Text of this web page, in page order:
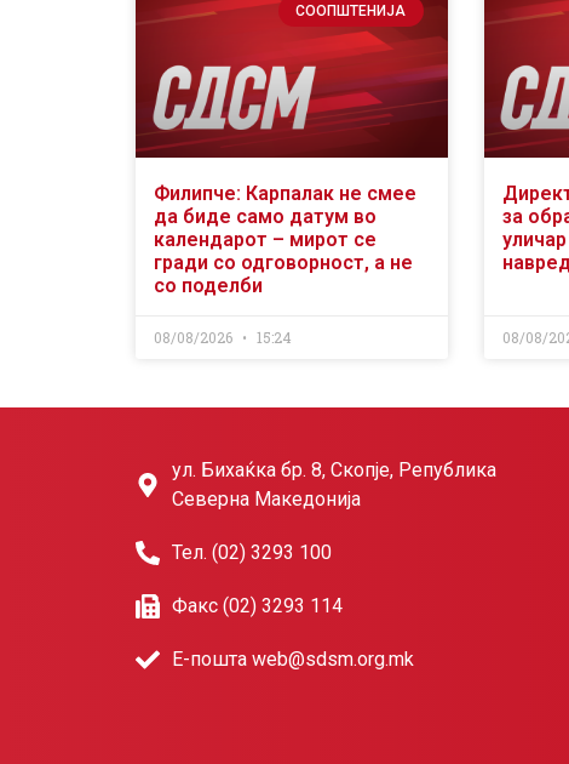
СООПШТЕНИЈА
Филипче: Карпалак не смее
да биде само датум во
календарот – мирот се
гради со одговорност, а не
со поделби
08/08/2026 15:24
за
08/08/
ул. Бихаќка бр. 8, Скопје, Република
Северна Македонија
Тел. (02) 3293 100
Факс (02) 3293 114
Е-пошта web@sdsm.org.mk